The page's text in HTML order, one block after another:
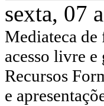
sexta, 07
Mediateca de
acesso livre
Recursos
e